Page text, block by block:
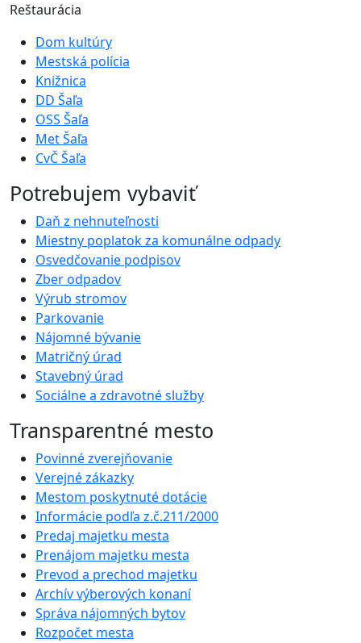
Reštaurácia
Dom kultúry
Mestská polícia
Knižnica
DD Šaľa
OSS Šaľa
Met Šaľa
CvČ Šaľa
Potrebujem vybaviť
Daň z nehnuteľnosti
Miestny poplatok za komunálne odpady
Osvedčovanie podpisov
Zber odpadov
Výrub stromov
Parkovanie
Nájomné bývanie
Matričný úrad
Stavebný úrad
Sociálne a zdravotné služby
Transparentné mesto
Povinné zverejňovanie
Verejné zákazky
Mestom poskytnuté dotácie
Informácie podľa z.č.211/2000
Predaj majetku mesta
Prenájom majetku mesta
Prevod a prechod majetku
Archív výberových konaní
Správa nájomných bytov
Rozpočet mesta